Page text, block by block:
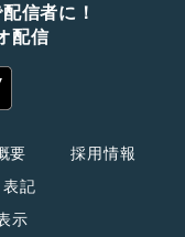
信者に！
配信
要
採用情報
記
示